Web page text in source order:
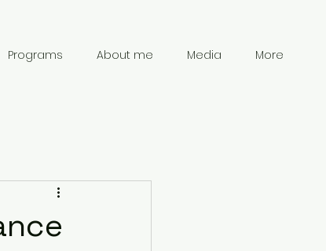
Programs About me Media More